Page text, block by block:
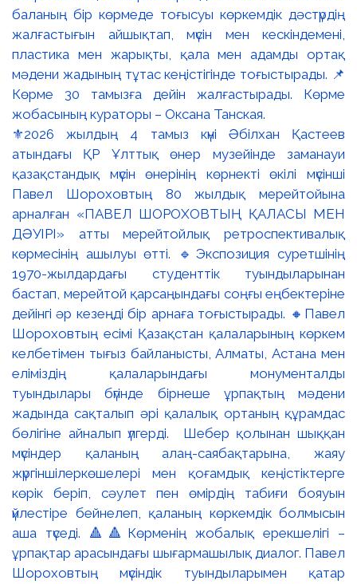
⚜️2026 жылдың 4 тамыз күні Әбілхан Қастеев
атындағы ҚР Ұлттық өнер музейінде заманауи
қазақстандық мүсін өнерінің көрнекті өкілі мүсінші
Павел Шороховтың 80 жылдық мерейтойына
арналған «ПАВЕЛ ШОРОХОВТЫҢ ҚАЛАСЫ МЕН
ДӘУІРІ» атты мерейтойлық ретроспективалық
көрмесінің ашылуы өтті. 🔹Экспозиция суретшінің
1970-жылдардағы студенттік туындыларынан
бастап, мерейтой қарсаңындағы соңғы еңбектеріне
дейінгі әр кезеңді бір арнаға тоғыстырады. 🔸Павел
Шороховтың есімі Қазақстан қалаларының көркем
келбетімен тығыз байланысты, Алматы, Астана мен
еліміздің қалаларындағы монументалды
туындылары бүгінде бірнеше ұрпақтың мәдени
жадында сақталып әрі қалалық ортаның құрамдас
бөлігіне айналып үлгерді. Шебер қолынан шыққан
мүсіндер қаланың алаң-саябақтарына, жаяу
жүргіншілеркөшелері мен қоғамдық кеңістіктерге
көрік беріп, сәулет пен өмірдің табиғи бояуын
үйлестіре бейнелеп, қаланың көркемдік болмысын
аша түседі. 🔺🔺Көрменің жобалық ерекшелігі –
ұрпақтар арасындағы шығармашылық диалог. Павел
Шороховтың мүсіндік туындыларымен қатар